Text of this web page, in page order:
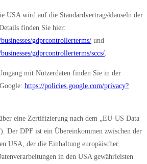
USA wird auf die Standardvertragsklauseln der
finden Sie hier:
gdprcontrollerterms/ und
gdprcontrollerterms/sccs/.
mit Nutzerdaten finden Sie in der
https://policies.google.com/privacy?
eine Zertifizierung nach dem „EU-US Data
Der DPF ist ein Übereinkommen zwischen der
USA, der die Einhaltung europäischer
in den USA gewährleisten